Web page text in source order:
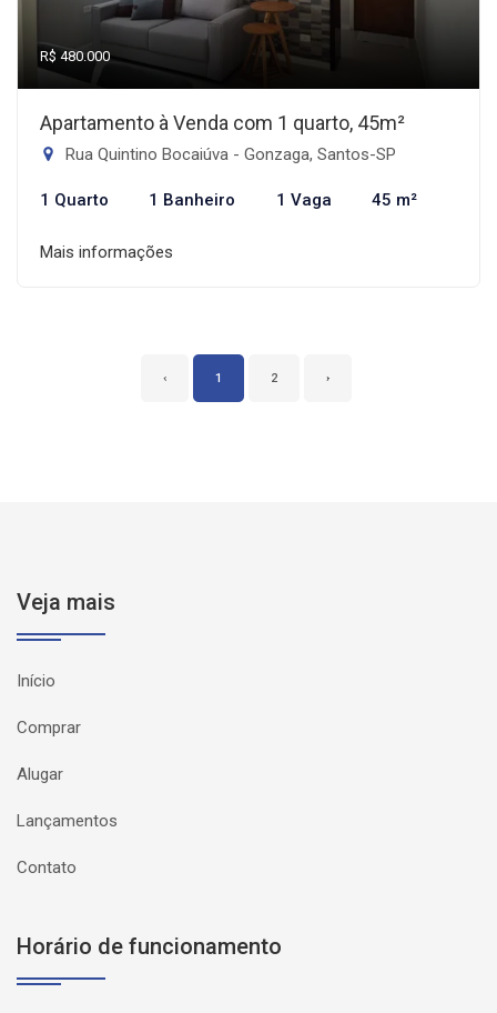
R$ 480.000
Apartamento à Venda com 1 quarto, 45m²
Rua Quintino Bocaiúva - Gonzaga, Santos-SP
1 Quarto 1 Banheiro 1 Vaga 45 m²
Mais informações
‹ 1 2 ›
Veja mais
Início
Comprar
Alugar
Lançamentos
Contato
Horário de funcionamento